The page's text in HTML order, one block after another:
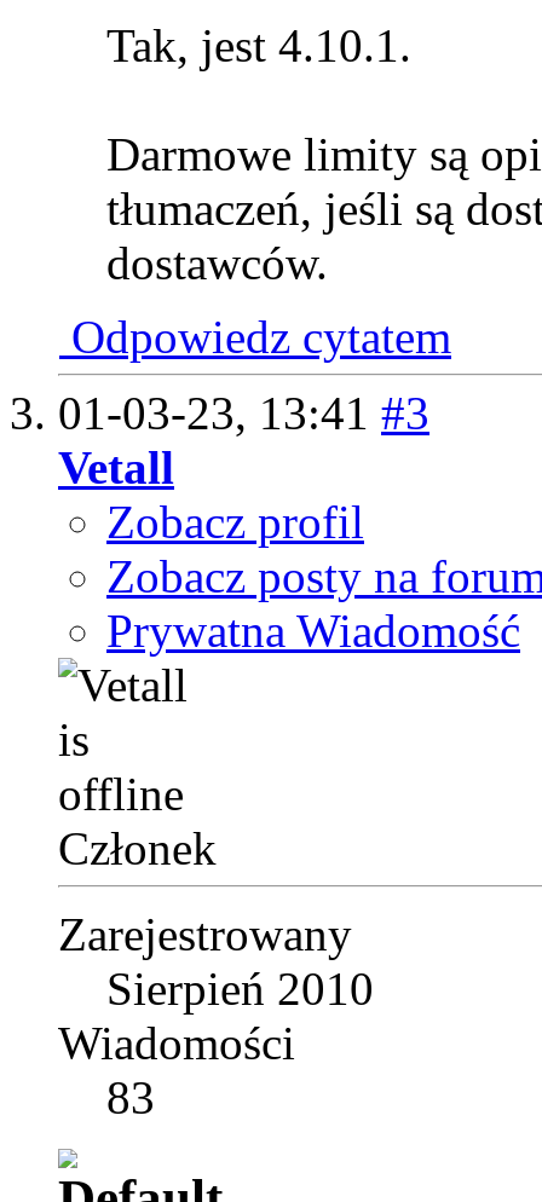
Tak, jest 4.10.1.
Darmowe limity są
tłumaczeń, jeśli są
dostawców.
Odpowiedz cytatem
01-03-23, 13:41 #3
Vetall
Zobacz profil
Zobacz posty na
Prywatna Wiadomość
Członek
Zarejestrowany
Sierpień 2010
Wiadomości
83